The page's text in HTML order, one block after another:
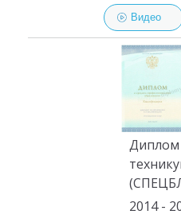
Видео
Диплом
2014 -